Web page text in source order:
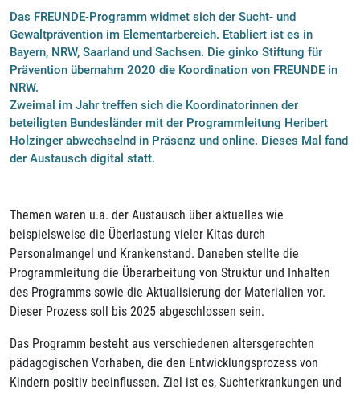
Das FREUNDE-Programm widmet sich der Sucht- und
Gewaltprävention im Elementarbereich. Etabliert ist es in
Bayern, NRW, Saarland und Sachsen. Die ginko Stiftung für
Prävention übernahm 2020 die Koordination von FREUNDE in
NRW.
Zweimal im Jahr treffen sich die Koordinatorinnen der
beteiligten Bundesländer mit der Programmleitung Heribert
Holzinger abwechselnd in Präsenz und online. Dieses Mal fand
der Austausch digital statt.
Themen waren u.a. der Austausch über aktuelles wie
beispielsweise die Überlastung vieler Kitas durch
Personalmangel und Krankenstand. Daneben stellte die
Programmleitung die Überarbeitung von Struktur und Inhalten
des Programms sowie die Aktualisierung der Materialien vor.
Dieser Prozess soll bis 2025 abgeschlossen sein.
Das Programm besteht aus verschiedenen altersgerechten
pädagogischen Vorhaben, die den Entwicklungsprozess von
Kindern positiv beeinflussen. Ziel ist es, Suchterkrankungen und